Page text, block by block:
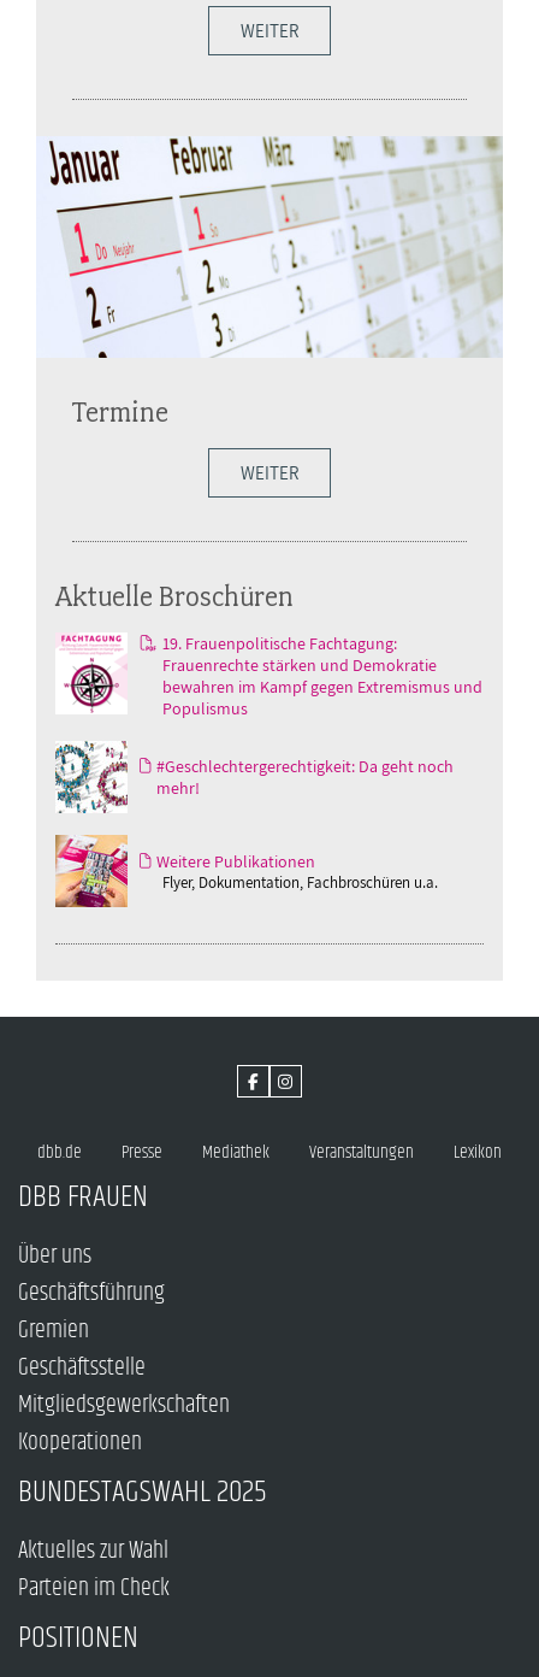
WEITER
Termine
WEITER
Aktuelle Broschüren
19. Frauenpolitische Fachtagung:
Frauenrechte stärken und Demokratie
bewahren im Kampf gegen Extremismus und
Populismus
#Geschlechtergerechtigkeit: Da geht noch
mehr!
Weitere Publikationen
Flyer, Dokumentation, Fachbroschüren u.a.
dbb.de Presse Mediathek Veranstaltungen Lexikon
DBB FRAUEN
Über uns
Geschäftsführung
Gremien
Geschäftsstelle
Mitgliedsgewerkschaften
Kooperationen
BUNDESTAGSWAHL 2025
Aktuelles zur Wahl
Parteien im Check
POSITIONEN